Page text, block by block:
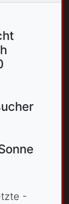
-